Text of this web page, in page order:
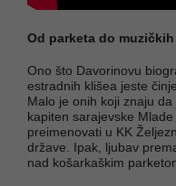
Od parketa do
Ono što Davorinovu
estradnih klišea jeste
Malo je onih koji znaju
kapiten sarajevske
preimenovati u KK
države. Ipak, ljubav
nad košarkaškim